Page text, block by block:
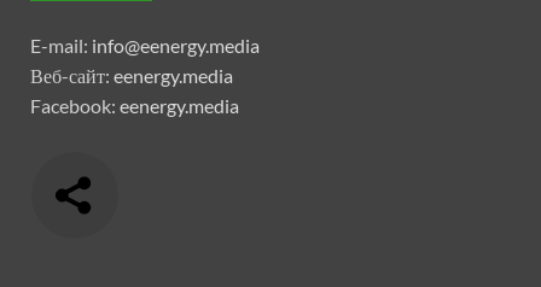
E-mail: info@eenergy.media
Веб-сайт: eenergy.media
Facebook: eenergy.media